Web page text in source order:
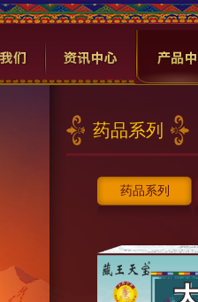
药品系列
药品系列